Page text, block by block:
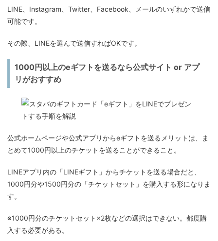
LINE、Instagram、Twitter、Facebook、メールのいずれかで送信
可能です。
その際、LINEを選んで送信すればOKです。
1000円以上のeギフトを送るなら公式サイト or アプ
リがおすすめ
公式ホームページや公式アプリからeギフトを送るメリットは、ま
とめて1000円以上のチケットを送ることができること。
LINEアプリ内の「LINEギフト」からチケットを送る場合だと、
1000円分や1500円分の「チケットセット」を購入する形になりま
す。
※1000円分のチケットセット×2枚などの選択はできない。都度購
入する必要がある。